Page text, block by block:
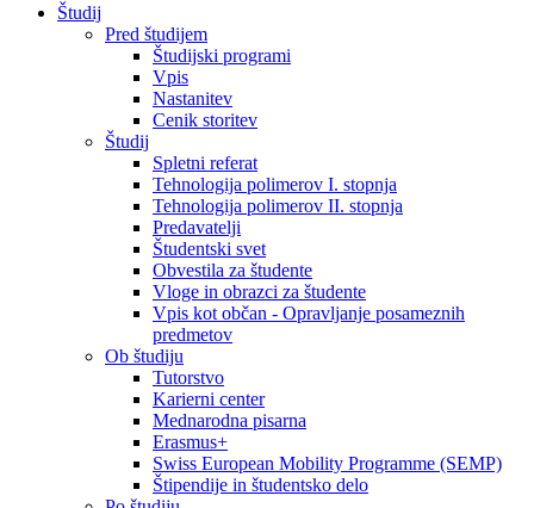
Študij
Pred študijem
Študijski programi
Vpis
Nastanitev
Cenik storitev
Študij
Spletni referat
Tehnologija polimerov I. stopnja
Tehnologija polimerov II. stopnja
Predavatelji
Študentski svet
Obvestila za študente
Vloge in obrazci za študente
Vpis kot občan - Opravljanje posameznih
predmetov
Ob študiju
Tutorstvo
Karierni center
Mednarodna pisarna
Erasmus+
Swiss European Mobility Programme (SEMP)
Štipendije in študentsko delo